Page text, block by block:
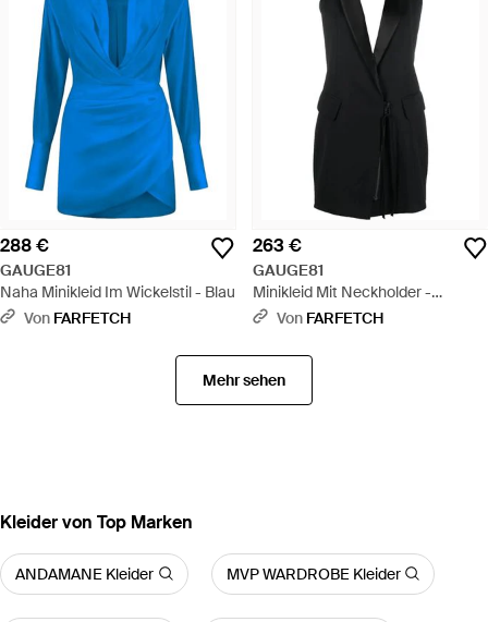
288 €
GAUGE81
Naha Minikleid Im Wickelstil - Blau
Von FARFETCH
263 €
GAUGE81
Minikleid Mit Neckholder -
Schwarz
Von FARFETCH
Mehr sehen
Kleider von Top Marken
ANDAMANE Kleider MVP WARDROBE Kleider